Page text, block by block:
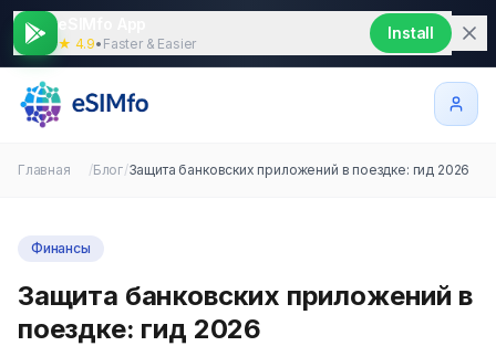
★ 4.9• Faster & Easier
Install
Главная /Блог/Защита банковских приложений в поездке: гид 2026
Финансы
Защита банковских приложений в
поездке: гид 2026